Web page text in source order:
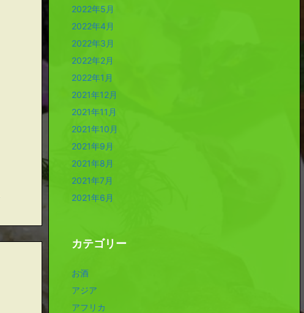
2022年5月
2022年4月
2022年3月
2022年2月
2022年1月
2021年12月
2021年11月
2021年10月
2021年9月
2021年8月
2021年7月
2021年6月
カテゴリー
お酒
アジア
アフリカ